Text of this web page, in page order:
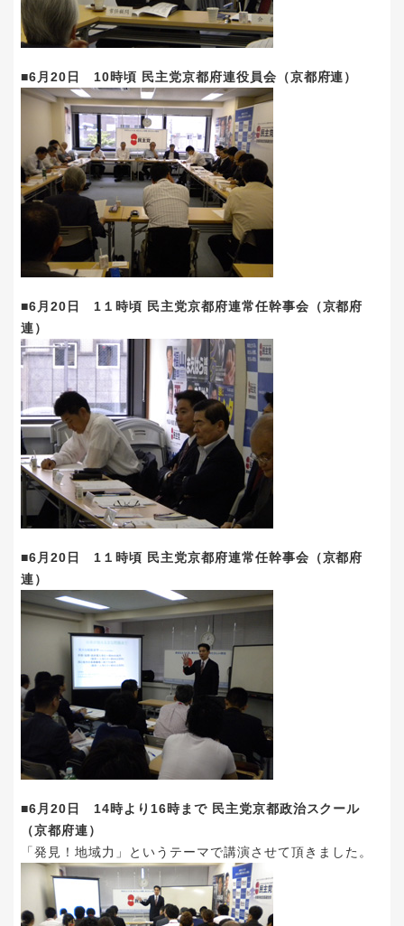
■6月20日 10時頃 民主党京都府連役員会（京都府連）
■6月20日 1１時頃 民主党京都府連常任幹事会（京都府
連）
■6月20日 1１時頃 民主党京都府連常任幹事会（京都府
連）
■6月20日 14時より16時まで 民主党京都政治スクール
（京都府連）
「発見！地域力」というテーマで講演させて頂きました。